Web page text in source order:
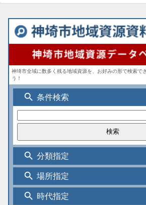
神埼市全域に数多く残る地域資源を、お好みの形で検索で
う！
search 条件検索
search 分類指定
search 場所指定
search 時代指定